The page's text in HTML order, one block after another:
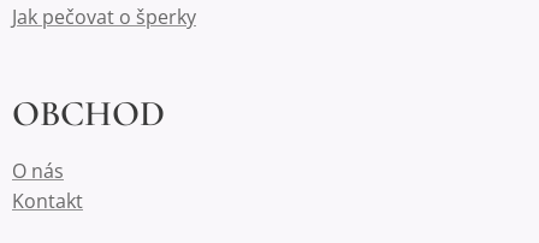
Jak pečovat o šperky
OBCHOD
O nás
Kontakt